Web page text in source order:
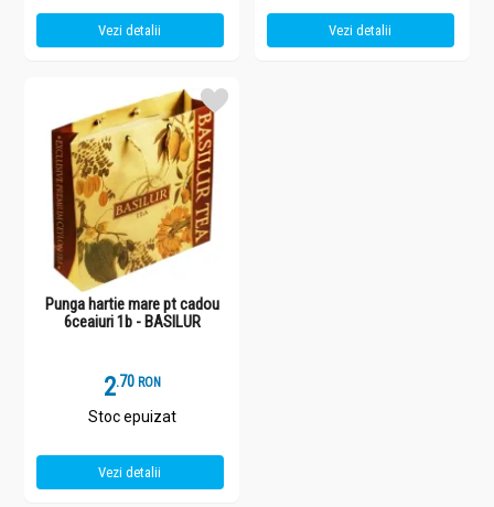
Vezi detalii Vezi detalii
Punga hartie mare pt cadou
6ceaiuri 1b - BASILUR
2.7 RON
Stoc epuizat
Vezi detalii